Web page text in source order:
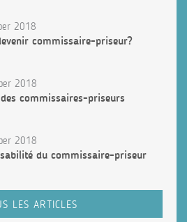
2018
commissaire-priseur?
2018
commissaires-priseurs
2018
du commissaire-priseur
LES ARTICLES